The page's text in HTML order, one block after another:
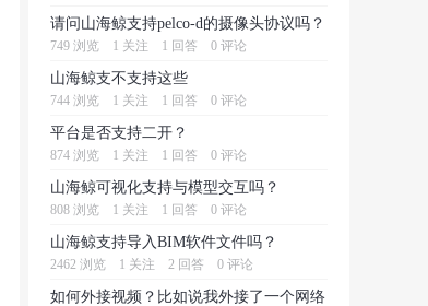
请问山海鲸支持pelco-d的摄像头协议吗？
749 浏览 1 关注 1 回答 0 评论
山海鲸支不支持这些
744 浏览 1 关注 1 回答 0 评论
平台是否支持二开？
874 浏览 1 关注 1 回答 0 评论
山海鲸可视化支持与模型交互吗？
808 浏览 1 关注 1 回答 0 评论
山海鲸支持导入BIM软件文件吗？
2462 浏览 1 关注 2 回答 0 评论
如何外接视频？比如说我外接了一个网络